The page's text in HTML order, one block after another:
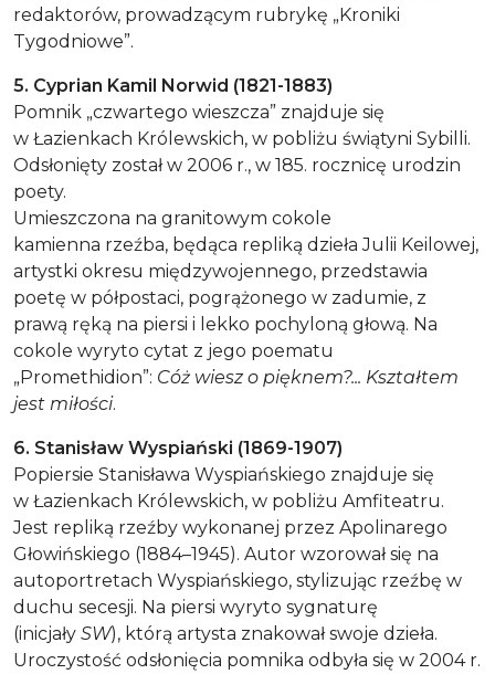
redaktorów, prowadzącym rubrykę „Kroniki
Tygodniowe”.
5. Cyprian Kamil Norwid (1821-1883)
Pomnik „czwartego wieszcza” znajduje się
w Łazienkach Królewskich, w pobliżu świątyni Sybilli.
Odsłonięty został w 2006 r., w 185. rocznicę urodzin
poety.
Umieszczona na granitowym cokole
kamienna rzeźba, będąca repliką dzieła Julii Keilowej,
artystki okresu międzywojennego, przedstawia
poetę w półpostaci, pogrążonego w zadumie, z
prawą ręką na piersi i lekko pochyloną głową. Na
cokole wyryto cytat z jego poematu
„Promethidion”: Cóż wiesz o pięknem?... Kształtem
jest miłości.
6. Stanisław Wyspiański (1869-1907)
Popiersie Stanisława Wyspiańskiego znajduje się
w Łazienkach Królewskich, w pobliżu Amfiteatru.
Jest repliką rzeźby wykonanej przez Apolinarego
Głowińskiego (1884–1945). Autor wzorował się na
autoportretach Wyspiańskiego, stylizując rzeźbę w
duchu secesji. Na piersi wyryto sygnaturę
(inicjały SW), którą artysta znakował swoje dzieła.
Uroczystość odsłonięcia pomnika odbyła się w 2004 r.